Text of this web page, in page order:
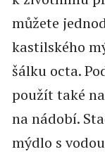
můžete
kastilského
šálku octa.
použít také
na nádobí.
mýdlo s